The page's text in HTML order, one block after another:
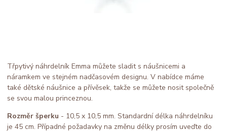
Třpytivý náhrdelník Emma můžete sladit s náušnicemi a
náramkem ve stejném nadčasovém designu. V nabídce máme
také dětské náušnice a přívěsek, takže se můžete nosit společně
se svou malou princeznou.
Rozměr šperku - 10,5 x 10,5 mm. Standardní délka náhrdelníku
je 45 cm. Případné požadavky na změnu délky prosím uveďte do